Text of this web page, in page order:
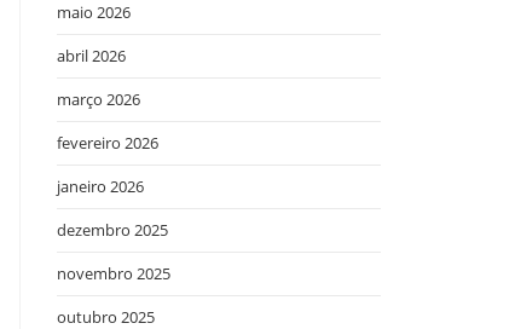
maio 2026
abril 2026
março 2026
fevereiro 2026
janeiro 2026
dezembro 2025
novembro 2025
outubro 2025